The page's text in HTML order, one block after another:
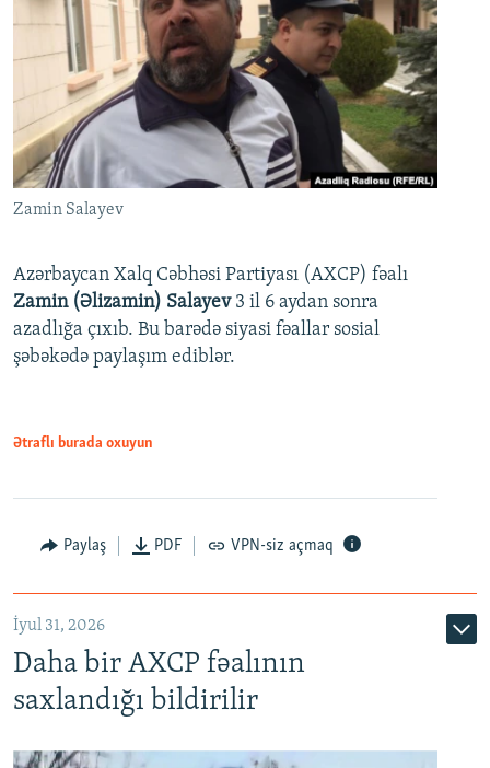
Zamin Salayev
Azərbaycan Xalq Cəbhəsi Partiyası (AXCP) fəalı
Zamin (Əlizamin) Salayev 3 il 6 aydan sonra
azadlığa çıxıb. Bu barədə siyasi fəallar sosial
şəbəkədə paylaşım ediblər.
Ətraflı burada oxuyun
Paylaş PDF VPN-siz açmaq
İyul 31, 2026
Daha bir AXCP fəalının
saxlandığı bildirilir